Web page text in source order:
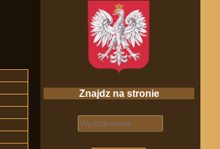
Znajdz na stronie
Search for: